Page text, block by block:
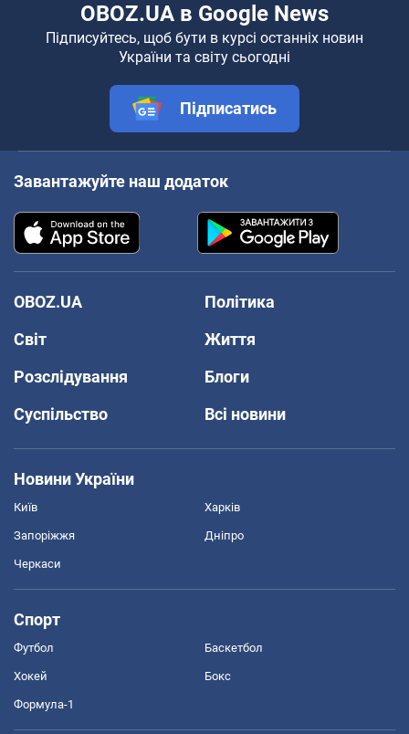
OBOZ.UA в Google News
Підписуйтесь, щоб бути в курсі останніх новин
України та світу сьогодні
Підписатись
Завантажуйте наш додаток
OBOZ.UA
Політика
Світ
Життя
Розслідування
Блоги
Суспільство
Всі новини
Новини України
Київ Харків
Запоріжжя Дніпро
Черкаси
Спорт
Футбол Баскетбол
Хокей Бокс
Формула-1